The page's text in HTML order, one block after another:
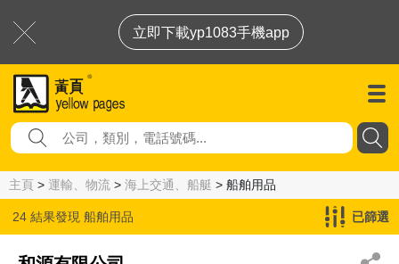
立即下載yp1083手機app
主頁 > 運輸、物流 > 海上交通、船艇 > 船舶用品
24 結果發現 船舶用品 已篩選